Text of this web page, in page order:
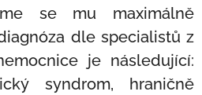
se mu maximálně
dle specialistů z
je následující:
syndrom, hraničně